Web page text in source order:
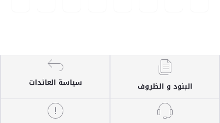
البنود و الظروف سياسة العائدات